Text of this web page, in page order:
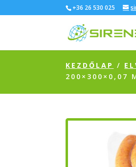
+36 26 530 025
KEZDŐLAP /
200×300×0,07